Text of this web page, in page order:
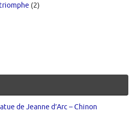
(2)
de Jeanne d’Arc – Chinon